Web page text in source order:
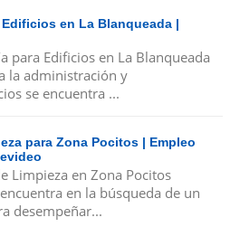
en La Blanqueada |
para Edificios en La Blanqueada
la administración y
se encuentra ...
para Zona Pocitos | Empleo
Limpieza en Zona Pocitos
en la búsqueda de un
desempeñar...